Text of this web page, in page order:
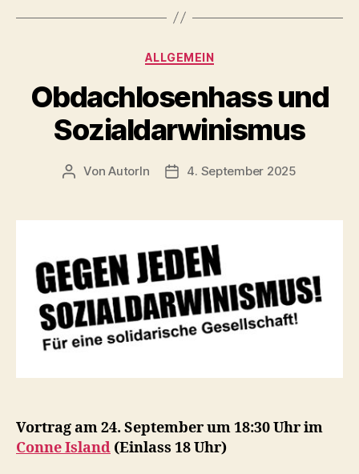
Kategorien
ALLGEMEIN
Obdachlosenhass und
Sozialdarwinismus
Beitragsautor
VonAutorIn Veröffentlichungsdatum
4. September 2025
Vortrag am 24. September um 18:30 Uhr im
Conne Island (Einlass 18 Uhr)